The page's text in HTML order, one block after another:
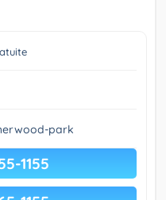
park
1155